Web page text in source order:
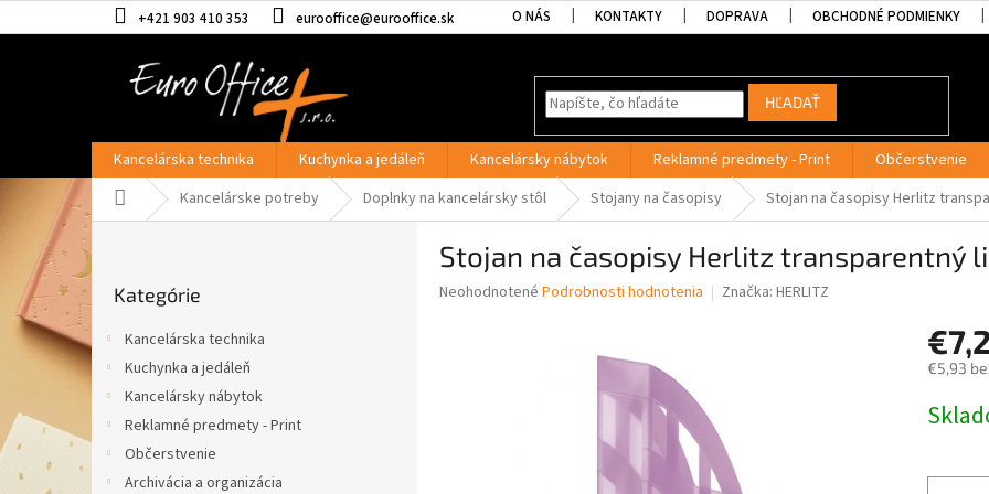
na
+421 903 410 353 eurooffice@eurooffice.sk O NÁS KONTAKTY DOPRAVA OBCHODNÉ PODMIENKY
HĽADAŤ
Kancelárska technika Kuchynka a jedáleň Kancelársky nábytok Reklamné predmety - Print Občerstvenie
DomovKancelárske potreby Doplnky na kancelársky stôl Stojany na časopisy Stojan na časopisy Herlitz
o
č
p
a
l
kategórie
Kategórie
Kancelárska technika
Kuchynka a jedáleň
Kancelársky nábytok
Reklamné predmety - Print
Občerstvenie
Archivácia a organizácia
Stojan na časopisy Herlitz transparentný
Priemerné
Neohodnotené Podrobnosti hodnotenia Značka: HERLITZ
€5,93
cena: